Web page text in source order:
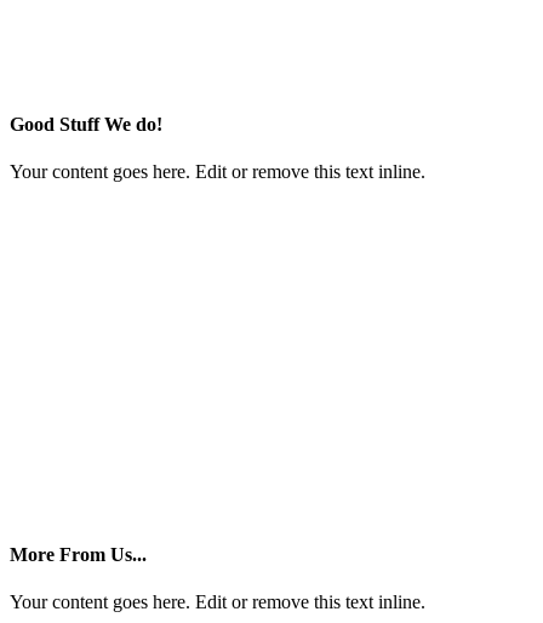
Good Stuff We do!
Your content goes here. Edit or remove this text inline.
More From Us...
Your content goes here. Edit or remove this text inline.